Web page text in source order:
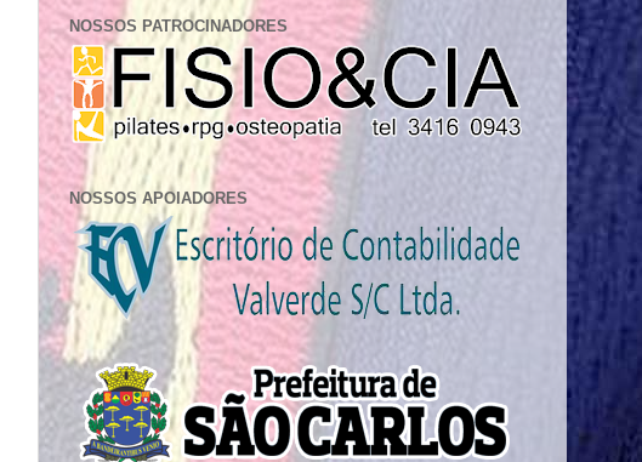
NOSSOS PATROCINADORES
NOSSOS APOIADORES